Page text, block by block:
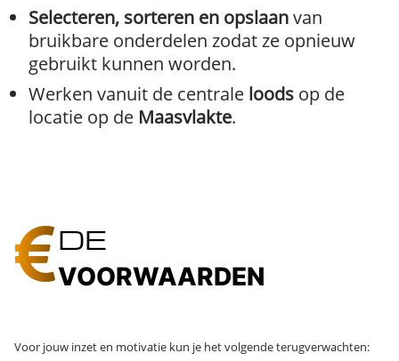
Selecteren, sorteren en opslaanvan
bruikbare onderdelen zodat ze opnieuw
gebruikt kunnen worden.
Werken vanuit de centrale loods op de
locatie op de Maasvlakte.
DE
VOORWAARDEN
Voor jouw inzet en motivatie kun je het volgende terugverwachten: